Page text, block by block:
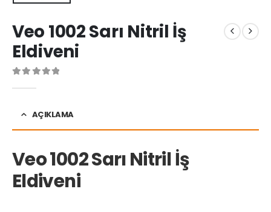
Veo 1002 Sarı Nitril İş
Eldiveni
Warning
AÇIKLAMA
Veo 1002 Sarı Nitril İş
Eldiveni